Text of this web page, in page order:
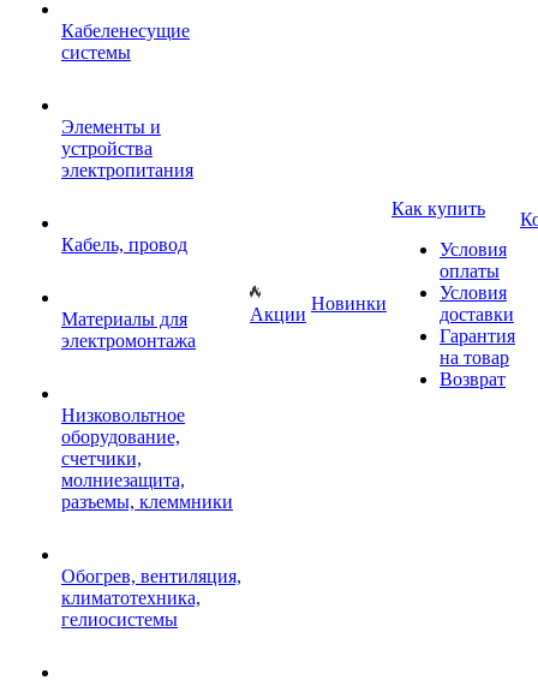
Кабеленесущие
системы
Элементы и
устройства
электропитания
Кабель, провод
Материалы для
электромонтажа
Низковольтное
оборудование,
счетчики,
молниезащита,
разъемы, клеммники
Обогрев, вентиляция,
климатотехника,
гелиосистемы
Акции
Новинки
Как купить
Условия
оплаты
Условия
доставки
Гарантия
на товар
Возврат